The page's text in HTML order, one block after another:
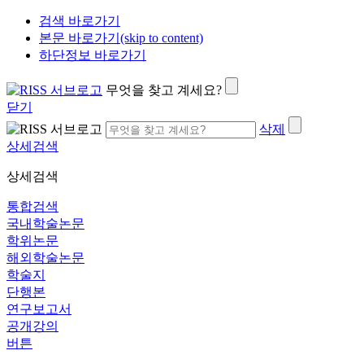
검색 바로가기
본문 바로가기(skip to content)
하단정보 바로가기
무엇을 찾고 계세요?
닫기
삭제
상세검색
상세검색
통합검색
국내학술논문
학위논문
해외학술논문
학술지
단행본
연구보고서
공개강의
버튼